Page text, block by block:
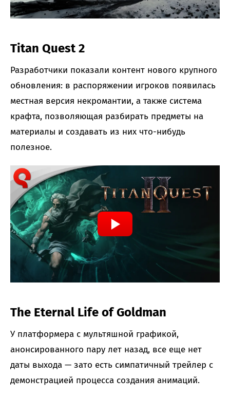
Titan Quest 2
Разработчики показали контент нового крупного
обновления: в распоряжении игроков появилась
местная версия некромантии, а также система
крафта, позволяющая разбирать предметы на
материалы и создавать из них что-нибудь
полезное.
The Eternal Life of Goldman
У платформера с мультяшной графикой,
анонсированного пару лет назад, все еще нет
даты выхода — зато есть симпатичный трейлер с
демонстрацией процесса создания анимаций.